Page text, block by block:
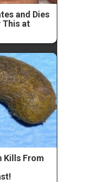
and Dies
This at
Kills From